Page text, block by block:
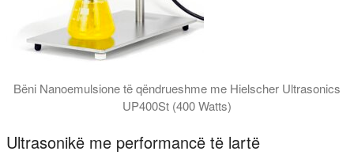
Bëni Nanoemulsione të qëndrueshme me Hielscher Ultrasonics
UP400St (400 Watts)
Ultrasonikë me performancë të lartë